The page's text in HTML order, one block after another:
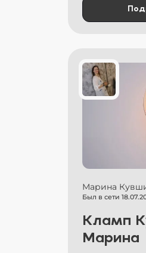
Марина
Был в сети
Кламп
Марина